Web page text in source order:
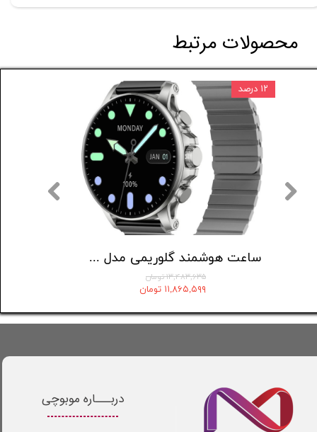
محصولات مرتبط
ساعت هوشمند گلوریمی مدل M2 MAX LTD
۱۳,۴۸۳,۶۳۵ تومان
۱۱,۸۶۵,۵۹۹ تومان
۱۲ درصد
دربـــاره موبوچی